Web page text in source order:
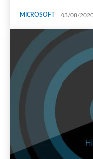
MICROSOFT 03/08/2020